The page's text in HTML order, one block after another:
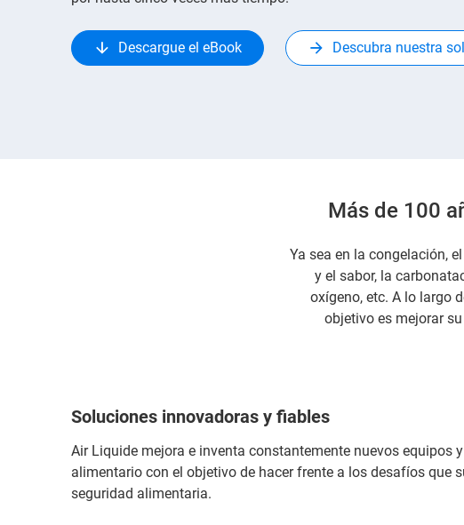
Descargue el eBook Descubra nuestra
Más de 100
Ya sea en la congelación,
y el sabor, la
oxígeno, etc. A lo largo
objetivo es mejorar
Soluciones innovadoras y fiables
Air Liquide mejora e inventa constantemente nuevos equipos
alimentario con el objetivo de hacer frente a los desafíos que
seguridad alimentaria.